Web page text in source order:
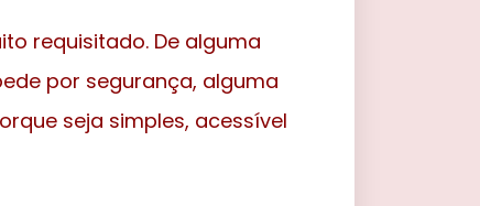
requisitado. De alguma
por segurança, alguma
seja simples, acessível